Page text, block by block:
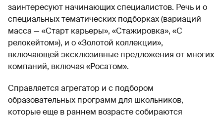
заинтересуют начинающих специалистов. Речь и о
специальных тематических подборках (вариаций
масса — «Старт карьеры», «Стажировка», «С
релокейтом»), и о «Золотой коллекции»,
включающей эксклюзивные предложения от многих
компаний, включая «Росатом».
Справляется агрегатор и с подбором
образовательных программ для школьников,
которые еще в раннем возрасте собираются